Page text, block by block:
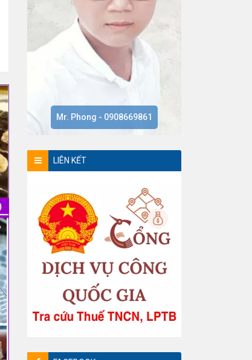
Mr. Phong - 0908669861
LIÊN KẾT